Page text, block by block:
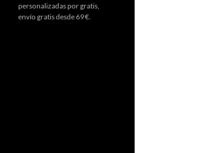
personalizadas por gratis,
envío gratis desde 69 €.